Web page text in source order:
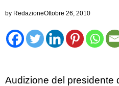
by RedazioneOttobre 26, 2010
Audizione del presidente